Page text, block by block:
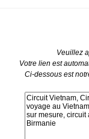
Veuillez
Votre lien est
Ci-dessous est